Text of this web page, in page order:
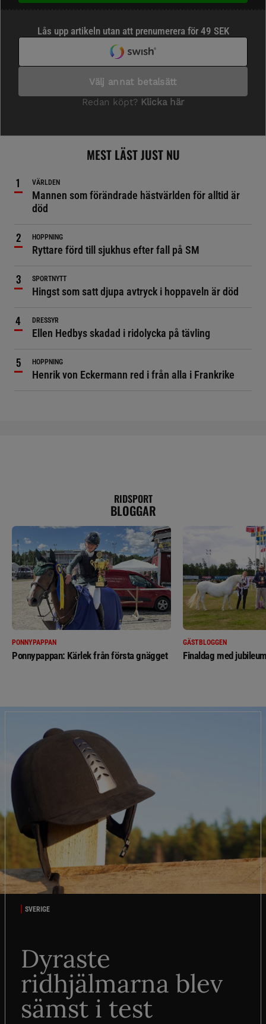
MEST LÄST JUST NU
VÄRLDEN
Mannen som förändrade hästvärlden för alltid är
död
HOPPNING
Ryttare förd till sjukhus efter fall på SM
SPORTNYTT
Hingst som satt djupa avtryck i hoppaveln är död
DRESSYR
Ellen Hedbys skadad i ridolycka på tävling
HOPPNING
Henrik von Eckermann red i från alla i Frankrike
RIDSPORT
BLOGGAR
PONNYPAPPAN
Ponnypappan: Kärlek från första gnägget
GÄSTBLOGGEN
Finaldag med
SVERIGE
Dyraste
ridhjälmarna blev
sämst i test